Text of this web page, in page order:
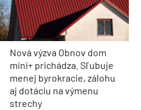
Nová výzva Obnov dom
mini+ prichádza. Sľubuje
menej byrokracie, zálohu
aj dotáciu na výmenu
strechy